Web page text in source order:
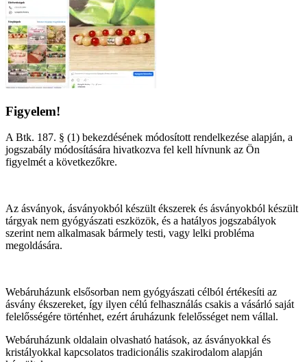
Figyelem!
A Btk. 187. § (1) bekezdésének módosított rendelkezése alapján, a
jogszabály módosítására hivatkozva fel kell hívnunk az Ön
figyelmét a következőkre.
Az ásványok, ásványokból készült ékszerek és ásványokból készült
tárgyak nem gyógyászati eszközök, és a hatályos jogszabályok
szerint nem alkalmasak bármely testi, vagy lelki probléma
megoldására.
Webáruházunk elsősorban nem gyógyászati célból értékesíti az
ásvány ékszereket, így ilyen célú felhasználás csakis a vásárló saját
felelősségére történhet, ezért áruházunk felelősséget nem vállal.
Webáruházunk oldalain olvasható hatások, az ásványokkal és
kristályokkal kapcsolatos tradicionális szakirodalom alapján